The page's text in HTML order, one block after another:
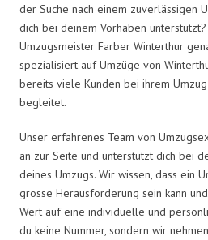
der Suche nach einem zuverlässigen
dich bei deinem Vorhaben
Umzugsmeister Farber Winterthur
spezialisiert auf Umzüge von
bereits viele Kunden bei ihrem
begleitet.
Unser erfahrenes Team von
an zur Seite und unterstützt dich bei
deines Umzugs. Wir wissen, dass ein
grosse Herausforderung sein kann
Wert auf eine individuelle und
du keine Nummer, sondern wir